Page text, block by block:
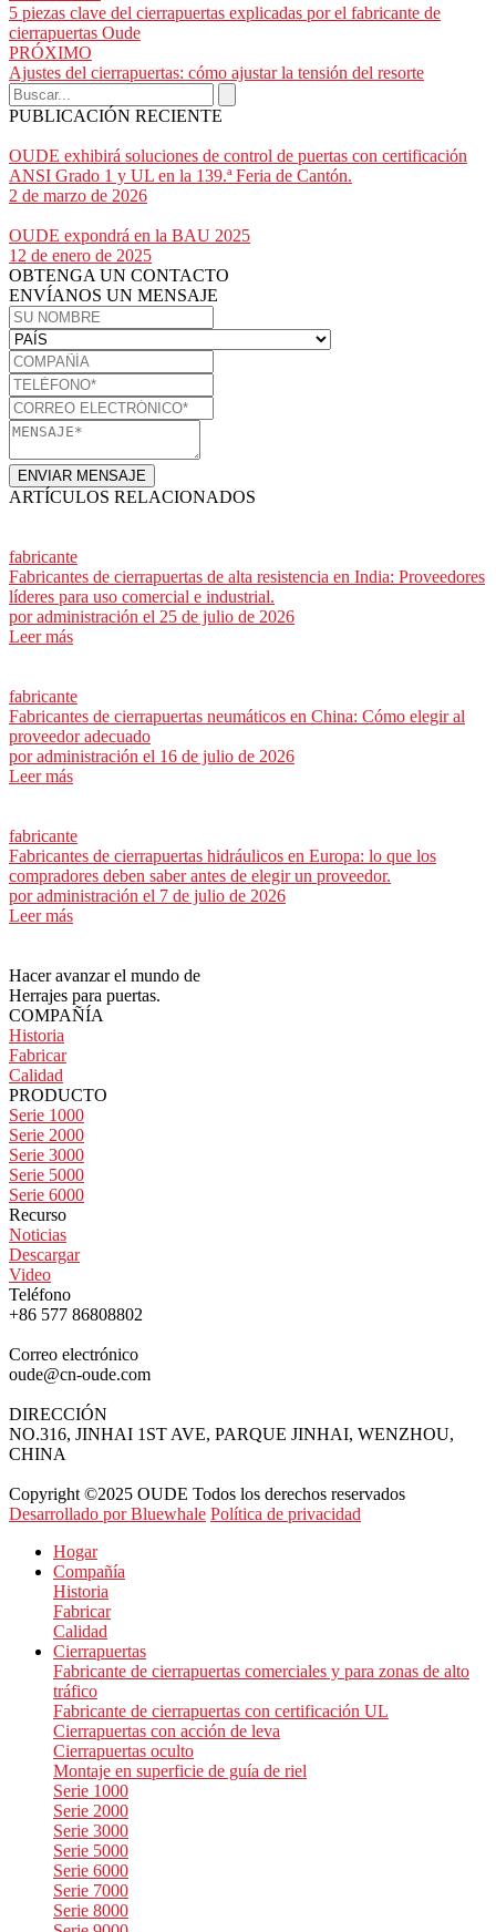
5 piezas clave del cierrapuertas explicadas por el fabricante de
cierrapuertas Oude
PRÓXIMO
Ajustes del cierrapuertas: cómo ajustar la tensión del resorte
PUBLICACIÓN RECIENTE
OUDE exhibirá soluciones de control de puertas con certificación
ANSI Grado 1 y UL en la 139.ª Feria de Cantón.
2 de marzo de 2026
OUDE expondrá en la BAU 2025
12 de enero de 2025
OBTENGA UN CONTACTO
ENVÍANOS UN MENSAJE
ENVIAR MENSAJE
ARTÍCULOS RELACIONADOS
fabricante
Fabricantes de cierrapuertas de alta resistencia en India: Proveedores
líderes para uso comercial e industrial.
poradministración el 25 de julio de 2026
Leer más
fabricante
Fabricantes de cierrapuertas neumáticos en China: Cómo elegir al
proveedor adecuado
poradministración el 16 de julio de 2026
Leer más
fabricante
Fabricantes de cierrapuertas hidráulicos en Europa: lo que los
compradores deben saber antes de elegir un proveedor.
poradministración el 7 de julio de 2026
Leer más
Hacer avanzar el mundo de
Herrajes para puertas.
COMPAÑÍA
Historia
Fabricar
Calidad
PRODUCTO
Serie 1000
Serie 2000
Serie 3000
Serie 5000
Serie 6000
Recurso
Noticias
Descargar
Video
Teléfono
+86 577 86808802
Correo electrónico
oude@cn-oude.com
DIRECCIÓN
NO.316, JINHAI 1ST AVE, PARQUE JINHAI, WENZHOU,
CHINA
Copyright ©2025 OUDE Todos los derechos reservados
Desarrollado por Bluewhale Política de privacidad
Hogar
Compañía
Historia
Fabricar
Calidad
Cierrapuertas
Fabricante de cierrapuertas comerciales y para zonas de alto
tráfico
Fabricante de cierrapuertas con certificación UL
Cierrapuertas con acción de leva
Cierrapuertas oculto
Montaje en superficie de guía de riel
Serie 1000
Serie 2000
Serie 3000
Serie 5000
Serie 6000
Serie 7000
Serie 8000